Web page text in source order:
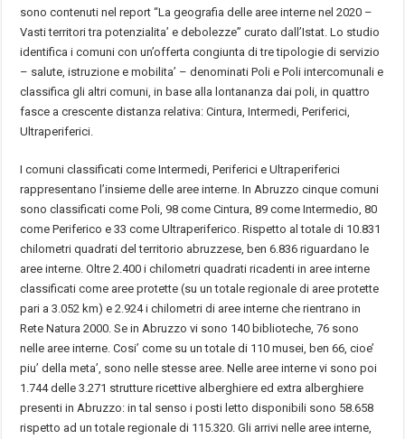
sono contenuti nel report “La geografia delle aree interne nel 2020 –
Vasti territori tra potenzialita’ e debolezze” curato dall’Istat. Lo studio
identifica i comuni con un’offerta congiunta di tre tipologie di servizio
– salute, istruzione e mobilita’ – denominati Poli e Poli intercomunali e
classifica gli altri comuni, in base alla lontananza dai poli, in quattro
fasce a crescente distanza relativa: Cintura, Intermedi, Periferici,
Ultraperiferici.
I comuni classificati come Intermedi, Periferici e Ultraperiferici
rappresentano l’insieme delle aree interne. In Abruzzo cinque comuni
sono classificati come Poli, 98 come Cintura, 89 come Intermedio, 80
come Periferico e 33 come Ultraperiferico. Rispetto al totale di 10.831
chilometri quadrati del territorio abruzzese, ben 6.836 riguardano le
aree interne. Oltre 2.400 i chilometri quadrati ricadenti in aree interne
classificati come aree protette (su un totale regionale di aree protette
pari a 3.052 km) e 2.924 i chilometri di aree interne che rientrano in
Rete Natura 2000. Se in Abruzzo vi sono 140 biblioteche, 76 sono
nelle aree interne. Cosi’ come su un totale di 110 musei, ben 66, cioe’
piu’ della meta’, sono nelle stesse aree. Nelle aree interne vi sono poi
1.744 delle 3.271 strutture ricettive alberghiere ed extra alberghiere
presenti in Abruzzo: in tal senso i posti letto disponibili sono 58.658
rispetto ad un totale regionale di 115.320. Gli arrivi nelle aree interne,